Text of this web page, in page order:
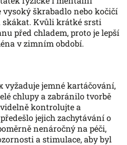
vysoký škrabadlo nebo kočičí
skákat. Kvůli krátké srsti
před chladem, proto je lepší
v zimním období.
vyžaduje jemné kartáčování,
chlupy a zabránilo tvorbě
kontrolujte a
jejich zachytávání o
nenáročný na péči,
a stimulace, aby byl